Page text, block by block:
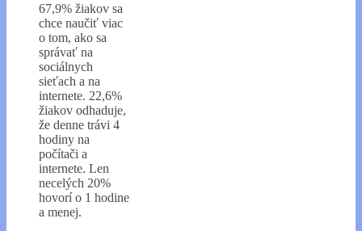
67,9% žiakov sa
chce naučiť viac
o tom, ako sa
správať na
sociálnych
sieťach a na
internete. 22,6%
žiakov odhaduje,
že denne trávi 4
hodiny na
počítači a
internete. Len
necelých 20%
hovorí o 1 hodine
a menej.